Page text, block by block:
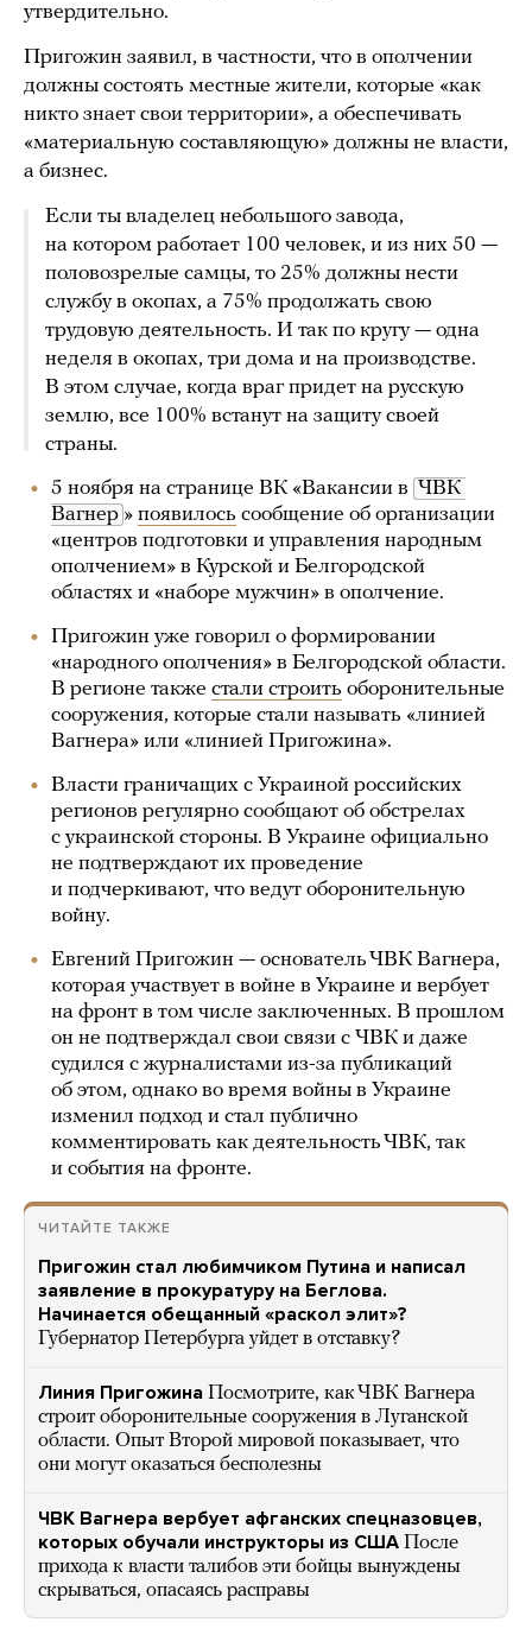
утвердительно.
Пригожин заявил, в частности, что в ополчении
должны состоять местные жители, которые «как
никто знает свои территории», а обеспечивать
«материальную составляющую» должны не власти,
а бизнес.
Если ты владелец небольшого завода,
на котором работает 100 человек, и из них 50 —
половозрелые самцы, то 25% должны нести
службу в окопах, а 75% продолжать свою
трудовую деятельность. И так по кругу — одна
неделя в окопах, три дома и на производстве.
В этом случае, когда враг придет на русскую
землю, все 100% встанут на защиту своей
страны.
5 ноября на странице ВК «Вакансии в ЧВК
Вагнер » появилось сообщение об организации
«центров подготовки и управления народным
ополчением» в Курской и Белгородской
областях и «наборе мужчин» в ополчение.
Пригожин уже говорил о формировании
«народного ополчения» в Белгородской области.
В регионе также стали строить оборонительные
сооружения, которые стали называть «линией
Вагнера» или «линией Пригожина».
Власти граничащих с Украиной российских
регионов регулярно сообщают об обстрелах
с украинской стороны. В Украине официально
не подтверждают их проведение
и подчеркивают, что ведут оборонительную
войну.
Евгений Пригожин — основатель ЧВК Вагнера,
которая участвует в войне в Украине и вербует
на фронт в том числе заключенных. В прошлом
он не подтверждал свои связи с ЧВК и даже
судился с журналистами из-за публикаций
об этом, однако во время войны в Украине
изменил подход и стал публично
комментировать как деятельность ЧВК, так
и события на фронте.
ЧИТАЙТЕ ТАКЖЕ
Пригожин стал любимчиком Путина и написал
заявление в прокуратуру на Беглова.
Начинается обещанный «раскол элит»?
Губернатор Петербурга уйдет в отставку?
Линия Пригожина Посмотрите, как ЧВК Вагнера
строит оборонительные сооружения в Луганской
области. Опыт Второй мировой показывает, что
они могут оказаться бесполезны
ЧВК Вагнера вербует афганских спецназовцев,
которых обучали инструкторы из США После
прихода к власти талибов эти бойцы вынуждены
скрываться, опасаясь расправы